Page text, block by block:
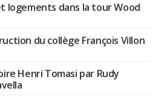
logements dans la tour Wood
du collège François Villon
Henri Tomasi par Rudy